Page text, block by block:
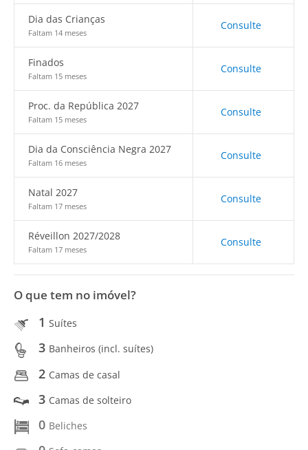
Dia das Crianças
Faltam 14 meses
Consulte
Finados
Faltam 15 meses
Consulte
Proc. da República 2027
Faltam 15 meses
Consulte
Dia da Consciência Negra 2027
Faltam 16 meses
Consulte
Natal 2027
Faltam 17 meses
Consulte
Réveillon 2027/2028
Faltam 17 meses
Consulte
O que tem no imóvel?
1 Suítes
3 Banheiros (incl. suítes)
2 Camas de casal
3 Camas de solteiro
0 Beliches